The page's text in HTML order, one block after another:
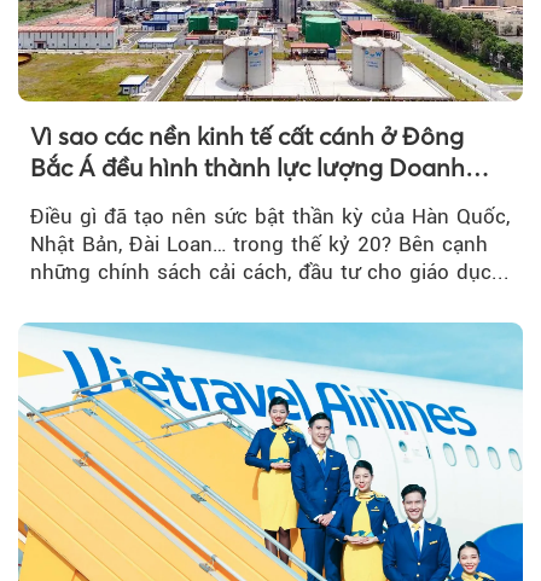
Vì sao các nền kinh tế cất cánh ở Đông
Bắc Á đều hình thành lực lượng Doanh
Điều gì đã tạo nên sức bật thần kỳ của Hàn Quốc,
Nhật Bản, Đài Loan… trong thế kỷ 20? Bên cạnh
những chính sách cải cách, đầu tư cho giáo dục...